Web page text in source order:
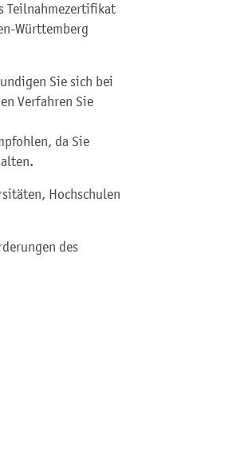
Teilnahmezertifikat
Württemberg
Sie sich bei
Verfahren Sie
da Sie
Hochschulen
des